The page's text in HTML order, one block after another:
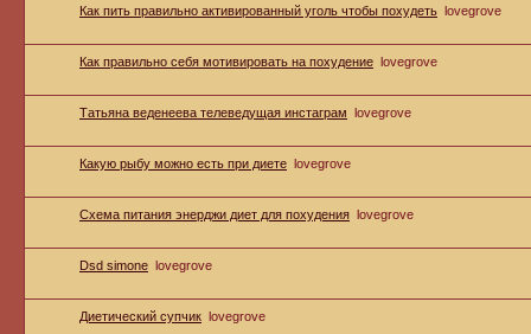
Как пить правильно активированный уголь чтобы похудеть lovegrove
Как правильно себя мотивировать на похудение lovegrove
Татьяна веденеева телеведущая инстаграм lovegrove
Какую рыбу можно есть при диете lovegrove
Схема питания энерджи диет для похудения lovegrove
Dsd simone lovegrove
Диетический супчик lovegrove